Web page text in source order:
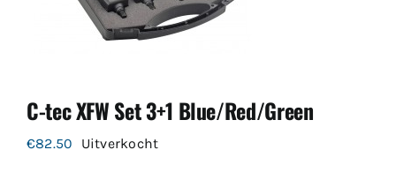
C-tec XFW Set 3+1 Blue/Red/Green
€82.50 Uitverkocht